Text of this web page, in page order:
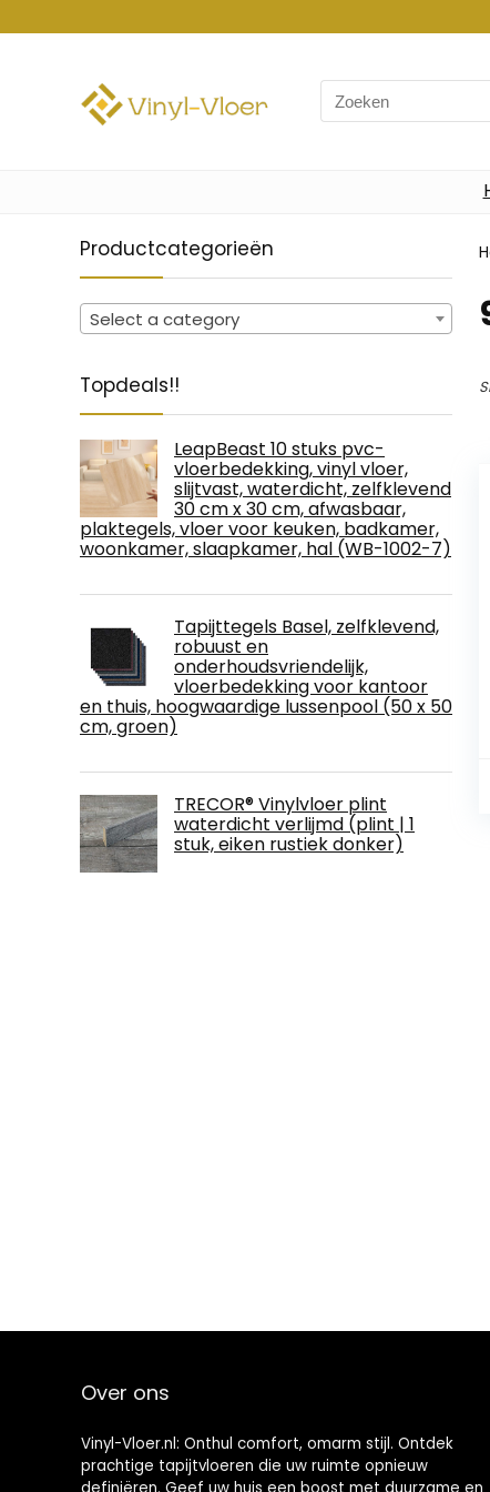
Search
for:
Productcategorieën
Select a category
Topdeals!!
LeapBeast 10 stuks pvc-
vloerbedekking, vinyl vloer,
slijtvast, waterdicht, zelfklevend
30 cm x 30 cm, afwasbaar,
plaktegels, vloer voor keuken, badkamer,
woonkamer, slaapkamer, hal (WB-1002-7)
Tapijttegels Basel, zelfklevend,
robuust en
onderhoudsvriendelijk,
vloerbedekking voor kantoor
en thuis, hoogwaardige lussenpool (50 x 50
cm, groen)
TRECOR® Vinylvloer plint
waterdicht verlijmd (plint | 1
stuk, eiken rustiek donker)
Over ons
Vinyl-Vloer.nl: Onthul comfort, omarm stijl. Ontdek
prachtige tapijtvloeren die uw ruimte opnieuw